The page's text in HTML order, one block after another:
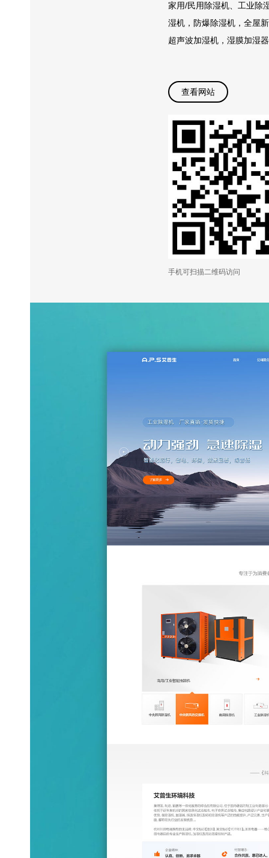
家用/民用除湿机、工业除
湿机，防爆除湿机，全屋
超声波加湿机，湿膜加湿
查看网站
手机可扫描二维码访问